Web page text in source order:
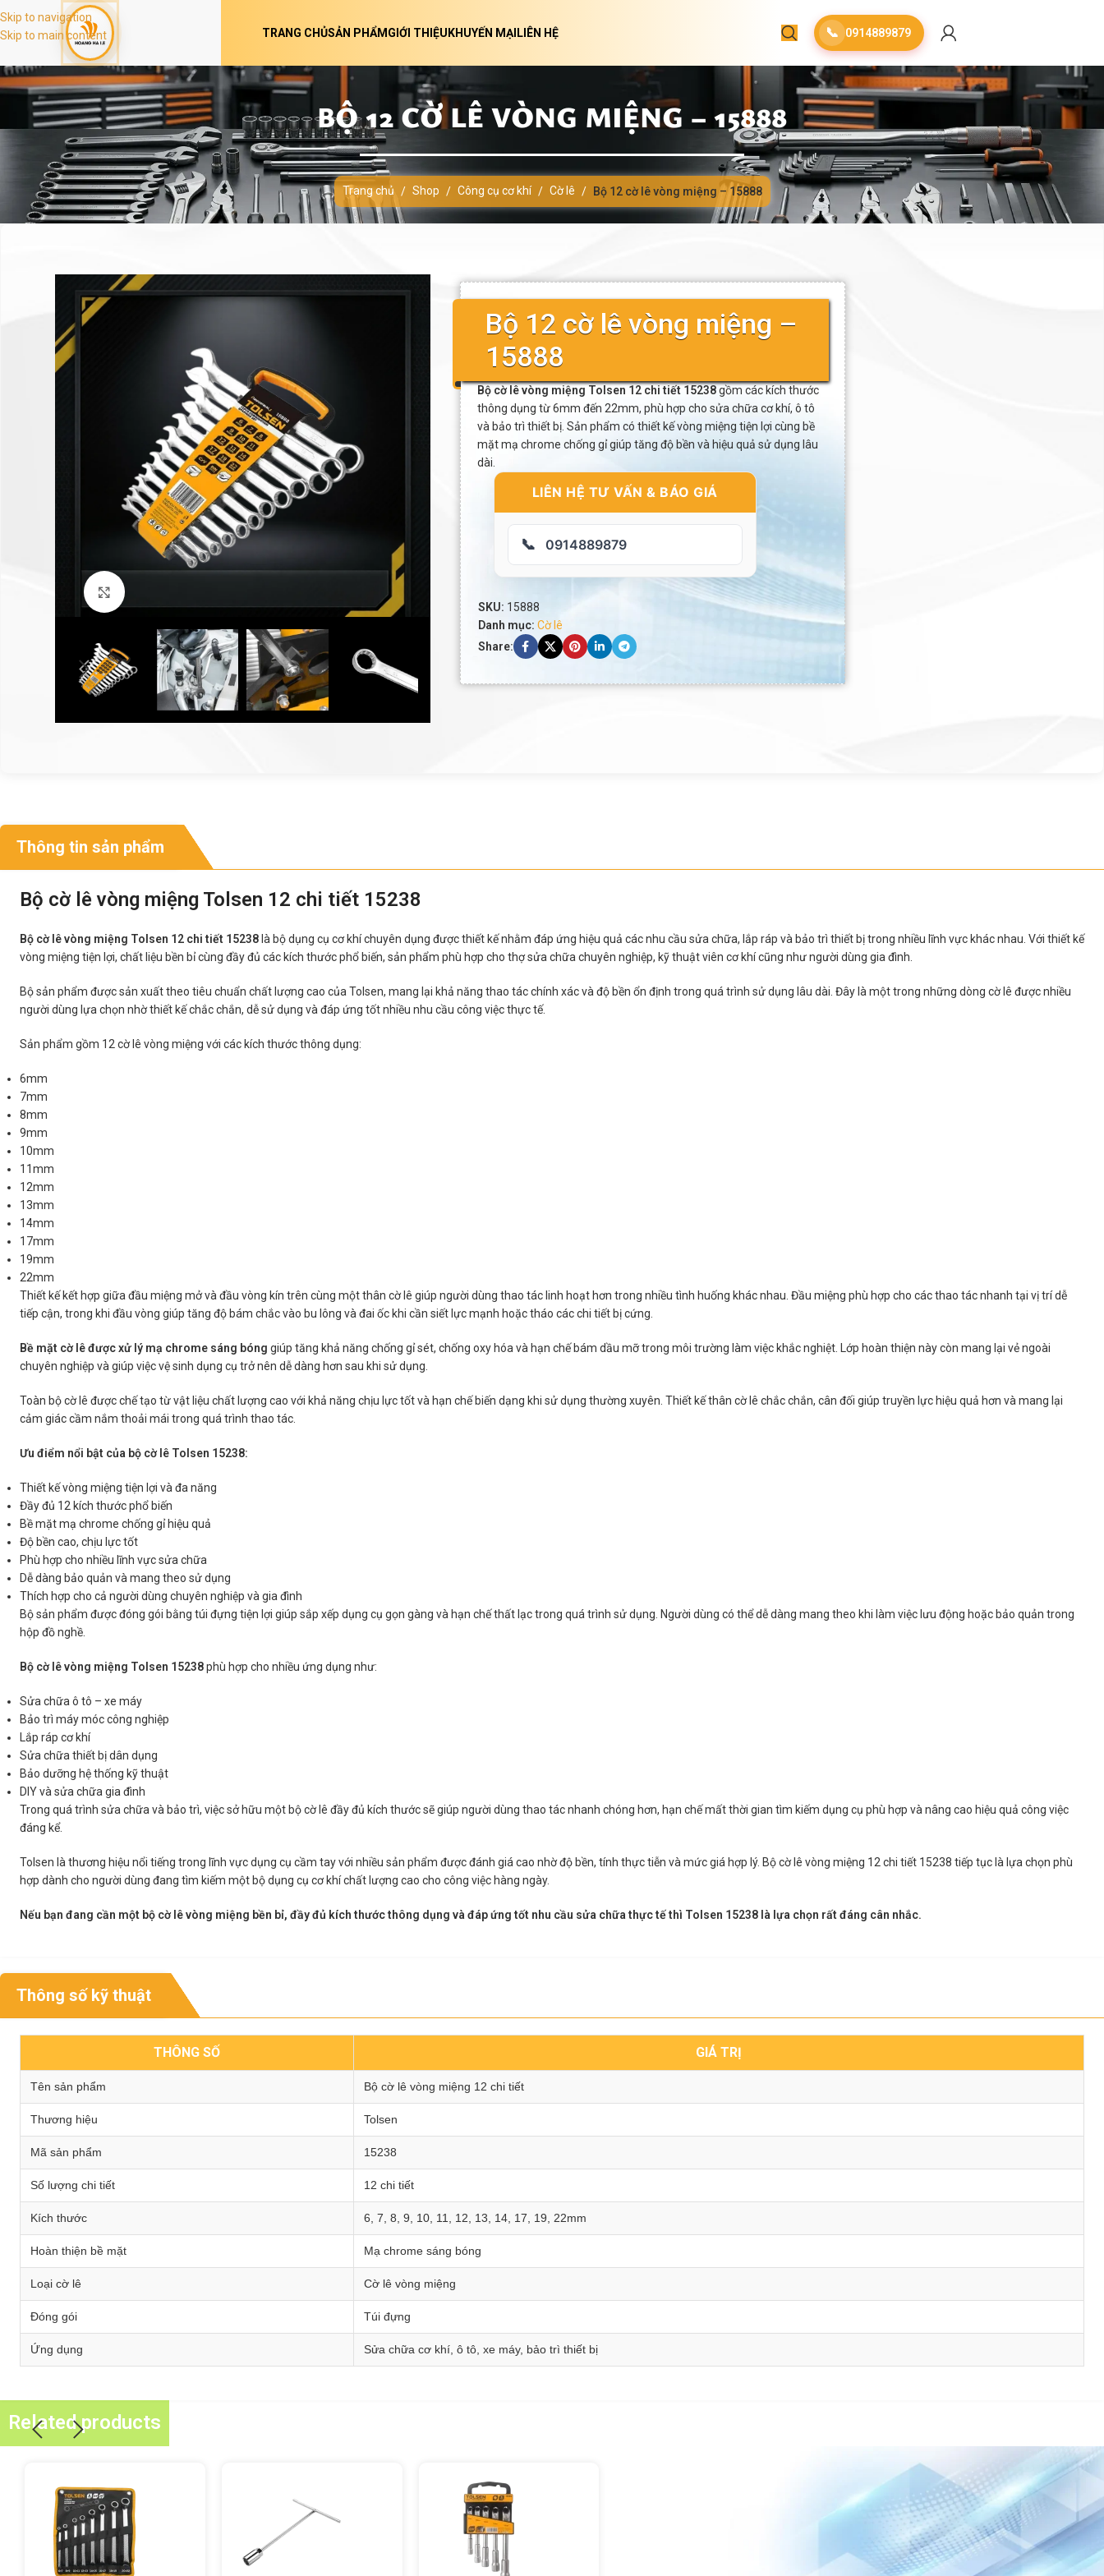
Skip to navigation
Skip to main content
TRANG CHỦSẢN PHẨMGIỚI THIỆUKHUYẾN MẠILIÊN HỆ 📞 0914889879
BỘ 12 CỜ LÊ VÒNG MIỆNG – 15888
Trang chủ / Shop / Công cụ cơ khí / Cờ lê / Bộ 12 cờ lê vòng miệng – 15888
Bộ 12 cờ lê vòng miệng –
15888
Bộ cờ lê vòng miệng Tolsen 12 chi tiết 15238gồm các kích thước
thông dụng từ 6mm đến 22mm, phù hợp cho sửa chữa cơ khí, ô tô
và bảo trì thiết bị. Sản phẩm có thiết kế vòng miệng tiện lợi cùng bề
mặt mạ chrome chống gỉ giúp tăng độ bền và hiệu quả sử dụng lâu
dài.
LIÊN HỆ TƯ VẤN & BÁO GIÁ
📞 0914889879
SKU: 15888
Danh mục: Cờ lê
Share:
Thông tin sản phẩm
Bộ cờ lê vòng miệng Tolsen 12 chi tiết 15238
Bộ cờ lê vòng miệng Tolsen 12 chi tiết 15238 là bộ dụng cụ cơ khí chuyên dụng được thiết kế nhằm đáp ứng hiệu quả các nhu cầu sửa chữa, lắp ráp và bảo trì thiết bị trong nhiều lĩnh vực khác nhau. Với thiết kế
vòng miệng tiện lợi, chất liệu bền bỉ cùng đầy đủ các kích thước phổ biến, sản phẩm phù hợp cho thợ sửa chữa chuyên nghiệp, kỹ thuật viên cơ khí cũng như người dùng gia đình.
Bộ sản phẩm được sản xuất theo tiêu chuẩn chất lượng cao của Tolsen, mang lại khả năng thao tác chính xác và độ bền ổn định trong quá trình sử dụng lâu dài. Đây là một trong những dòng cờ lê được nhiều
người dùng lựa chọn nhờ thiết kế chắc chắn, dễ sử dụng và đáp ứng tốt nhiều nhu cầu công việc thực tế.
Sản phẩm gồm 12 cờ lê vòng miệng với các kích thước thông dụng:
6mm
7mm
8mm
9mm
10mm
11mm
12mm
13mm
14mm
17mm
19mm
22mm
Thiết kế kết hợp giữa đầu miệng mở và đầu vòng kín trên cùng một thân cờ lê giúp người dùng thao tác linh hoạt hơn trong nhiều tình huống khác nhau. Đầu miệng phù hợp cho các thao tác nhanh tại vị trí dễ
tiếp cận, trong khi đầu vòng giúp tăng độ bám chắc vào bu lông và đai ốc khi cần siết lực mạnh hoặc tháo các chi tiết bị cứng.
Bề mặt cờ lê được xử lý mạ chrome sáng bóng giúp tăng khả năng chống gỉ sét, chống oxy hóa và hạn chế bám dầu mỡ trong môi trường làm việc khắc nghiệt. Lớp hoàn thiện này còn mang lại vẻ ngoài
chuyên nghiệp và giúp việc vệ sinh dụng cụ trở nên dễ dàng hơn sau khi sử dụng.
Toàn bộ cờ lê được chế tạo từ vật liệu chất lượng cao với khả năng chịu lực tốt và hạn chế biến dạng khi sử dụng thường xuyên. Thiết kế thân cờ lê chắc chắn, cân đối giúp truyền lực hiệu quả hơn và mang lại
cảm giác cầm nắm thoải mái trong quá trình thao tác.
Ưu điểm nổi bật của bộ cờ lê Tolsen 15238:
Thiết kế vòng miệng tiện lợi và đa năng
Đầy đủ 12 kích thước phổ biến
Bề mặt mạ chrome chống gỉ hiệu quả
Độ bền cao, chịu lực tốt
Phù hợp cho nhiều lĩnh vực sửa chữa
Dễ dàng bảo quản và mang theo sử dụng
Thích hợp cho cả người dùng chuyên nghiệp và gia đình
Bộ sản phẩm được đóng gói bằng túi đựng tiện lợi giúp sắp xếp dụng cụ gọn gàng và hạn chế thất lạc trong quá trình sử dụng. Người dùng có thể dễ dàng mang theo khi làm việc lưu động hoặc bảo quản trong
hộp đồ nghề.
Bộ cờ lê vòng miệng Tolsen 15238phù hợp cho nhiều ứng dụng như:
Sửa chữa ô tô – xe máy
Bảo trì máy móc công nghiệp
Lắp ráp cơ khí
Sửa chữa thiết bị dân dụng
Bảo dưỡng hệ thống kỹ thuật
DIY và sửa chữa gia đình
Trong quá trình sửa chữa và bảo trì, việc sở hữu một bộ cờ lê đầy đủ kích thước sẽ giúp người dùng thao tác nhanh chóng hơn, hạn chế mất thời gian tìm kiếm dụng cụ phù hợp và nâng cao hiệu quả công việc
đáng kể.
Tolsen là thương hiệu nổi tiếng trong lĩnh vực dụng cụ cầm tay với nhiều sản phẩm được đánh giá cao nhờ độ bền, tính thực tiễn và mức giá hợp lý. Bộ cờ lê vòng miệng 12 chi tiết 15238 tiếp tục là lựa chọn phù
hợp dành cho người dùng đang tìm kiếm một bộ dụng cụ cơ khí chất lượng cao cho công việc hàng ngày.
Nếu bạn đang cần một bộ cờ lê vòng miệng bền bỉ, đầy đủ kích thước thông dụng và đáp ứng tốt nhu cầu sửa chữa thực tế thì Tolsen 15238 là lựa chọn rất đáng cân nhắc.
Thông số kỹ thuật
THÔNG SỐ GIÁ TRỊ
Tên sản phẩm Bộ cờ lê vòng miệng 12 chi tiết
Thương hiệu Tolsen
Mã sản phẩm 15238
Số lượng chi tiết 12 chi tiết
Kích thước 6, 7, 8, 9, 10, 11, 12, 13, 14, 17, 19, 22mm
Hoàn thiện bề mặt Mạ chrome sáng bóng
Loại cờ lê Cờ lê vòng miệng
Đóng gói Túi đựng
Ứng dụng Sửa chữa cơ khí, ô tô, xe máy, bảo trì thiết bị
Related products